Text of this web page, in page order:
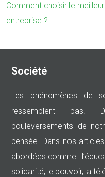
Comment choisir le
entreprise ?
Société
Les phénomènes de
ressemblent pas.
bouleversements de
pensée. Dans nos
abordées comme :
solidarité, le pouvoir, la